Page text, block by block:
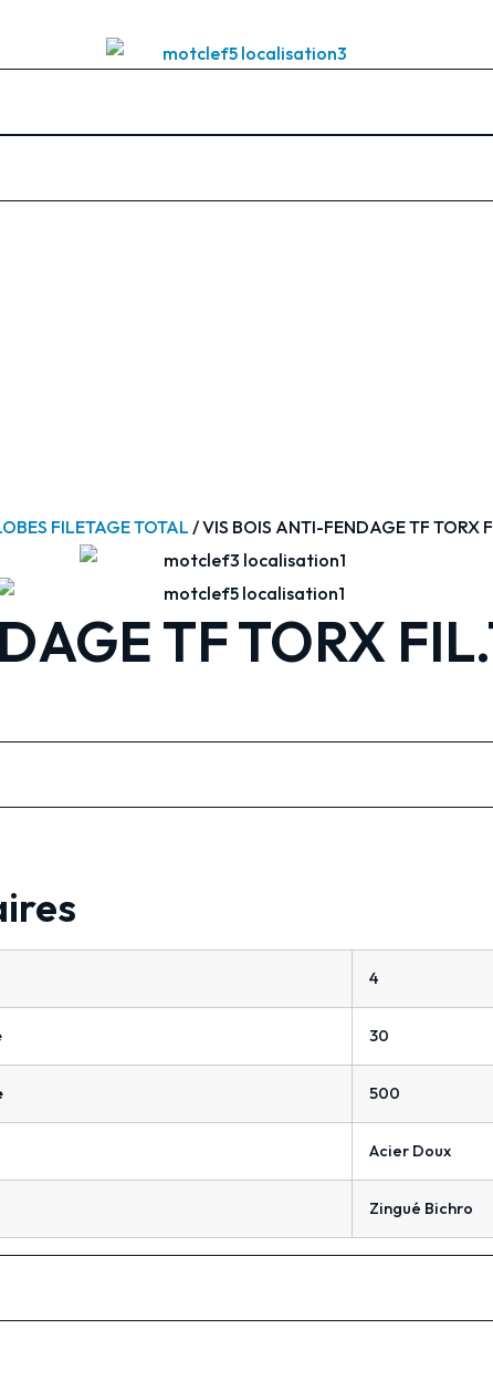
FILETAGE TOTAL / VIS BOIS ANTI-FENDAGE TF TORX
TF TORX
4
30
500
Acier Doux
Zingué Bichro